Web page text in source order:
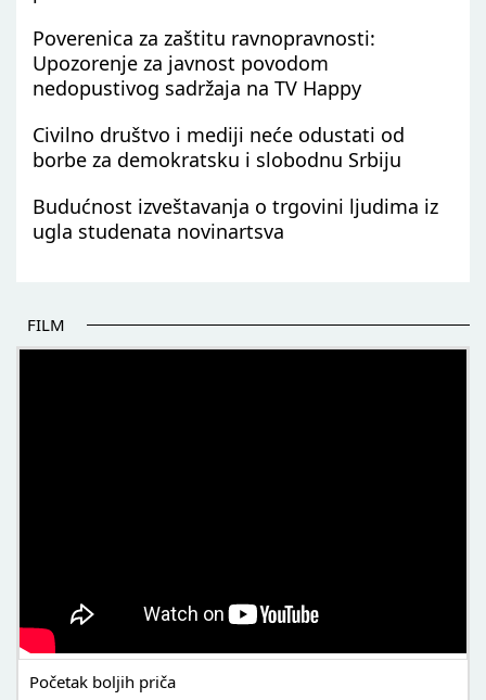
Poverenica za zaštitu ravnopravnosti:
Upozorenje za javnost povodom
nedopustivog sadržaja na TV Happy
Civilno društvo i mediji neće odustati od
borbe za demokratsku i slobodnu Srbiju
Budućnost izveštavanja o trgovini ljudima iz
ugla studenata novinartsva
FILM
Početak boljih priča